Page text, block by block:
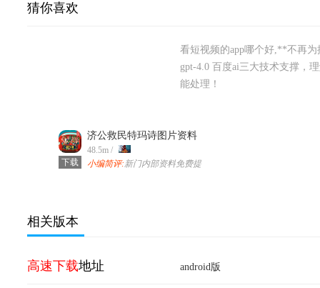
猜你喜欢
看短视频的app哪个好,**不再为
gpt-4.0 百度ai三大技术支撑，
能处理！
下载
济公救民特玛诗图片资料
网站 v57.0.11 安卓版
48.5m /
小编简评:新门内部资料免费提
相关版本
高速下载地址 android版